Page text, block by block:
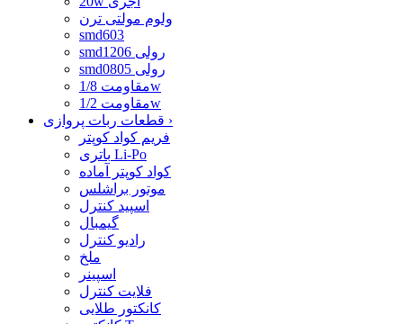
ولوم مولتی ترن
smd603
smd1206 رولی
smd0805 رولی
مقاومت 1/8w
مقاومت 1/2w
›
فریم کواد کوپتر
باتری Li-Po
کواد کوپتر آماده
موتور براشلس
اسپید کنترل
گیمبال
رادیو کنترل
ملخ
اسپینر
فلایت کنترل
کانکتور طلایی